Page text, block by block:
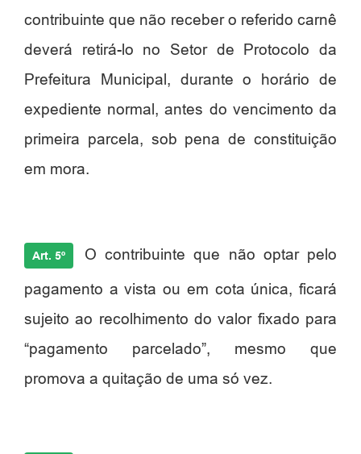
contribuinte que não receber o referido carnê
deverá retirá-lo no Setor de Protocolo da
Prefeitura Municipal, durante o horário de
expediente normal, antes do vencimento da
primeira parcela, sob pena de constituição
em mora.
Art. 5º O contribuinte que não optar pelo
pagamento a vista ou em cota única, ficará
sujeito ao recolhimento do valor fixado para
“pagamento parcelado”, mesmo que
promova a quitação de uma só vez.